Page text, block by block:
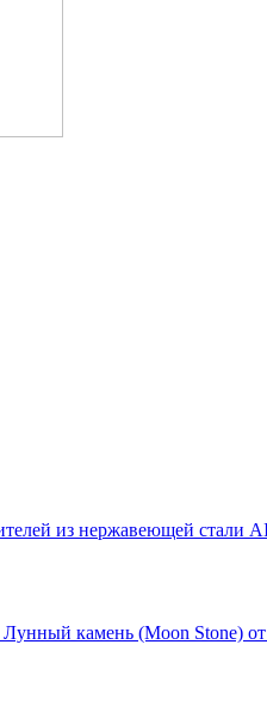
из нержавеющей стали
камень (Moon Stone)